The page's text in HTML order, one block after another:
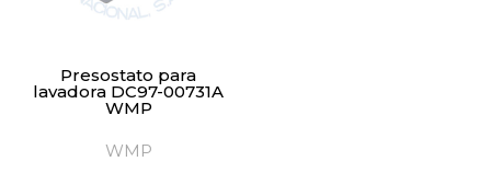
Presostato para
lavadora DC97-00731A
WMP
WMP